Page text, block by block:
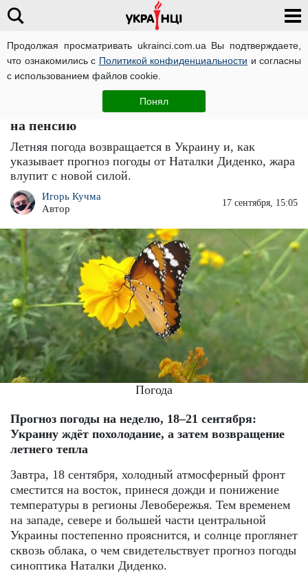
Продолжая просматривать ukrainci.com.ua Вы подтверждаете,
что ознакомились с Политикой конфиденциальности и согласны
с использованием файлов cookie.
Понял
Большие новости
Похолодание, дожди и ветер заменит резкая
жара до +30: летняя погода отправит осень
на пенсию
Летняя погода возвращается в Украину и, как
указывает прогноз погоды от Наталки Диденко, жара
влупит с новой силой.
Игорь Кучма
Автор
17 сентября, 15:05
Погода
Прогноз погоды на неделю, 18–21 сентября:
Украину ждёт похолодание, а затем возвращение
летнего тепла
Завтра, 18 сентября, холодный атмосферный фронт
сместится на восток, принеся дожди и понижение
температуры в регионы Левобережья. Тем временем
на западе, севере и большей части центральной
Украины постепенно прояснится, и солнце проглянет
сквозь облака, о чем свидетельствует прогноз погоды
синоптика Наталки Диденко.